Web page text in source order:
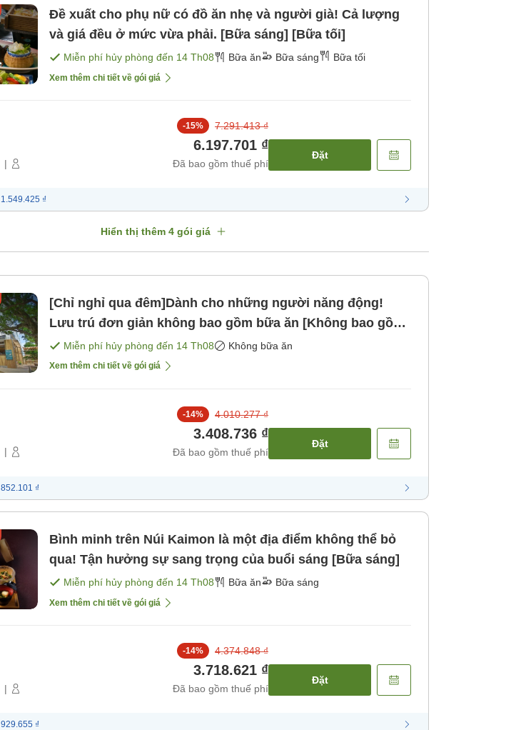
Đề xuất cho phụ nữ có đồ ăn nhẹ và người già! Cả lượng
và giá đều ở mức vừa phải. [Bữa sáng] [Bữa tối]
Miễn phí hủy phòng đến 14 Th08 Bữa ăn Bữa sáng Bữa tối
Xem thêm chi tiết về gói giá
|
-15% 7.291.413 ₫
6.197.701 ₫
Đã bao gồm thuế phí
Đặt
1.549.425 ₫
Hiển thị thêm 4 gói giá
[Chỉ nghỉ qua đêm]Dành cho những người năng động!
Lưu trú đơn giản không bao gồm bữa ăn [Không bao gồm
bữa ăn]
Miễn phí hủy phòng đến 14 Th08 Không bữa ăn
Xem thêm chi tiết về gói giá
|
-14% 4.010.277 ₫
3.408.736 ₫
Đã bao gồm thuế phí
Đặt
852.101 ₫
Bình minh trên Núi Kaimon là một địa điểm không thể bỏ
qua! Tận hưởng sự sang trọng của buổi sáng [Bữa sáng]
Miễn phí hủy phòng đến 14 Th08 Bữa ăn Bữa sáng
Xem thêm chi tiết về gói giá
|
-14% 4.374.848 ₫
3.718.621 ₫
Đã bao gồm thuế phí
Đặt
929.655 ₫